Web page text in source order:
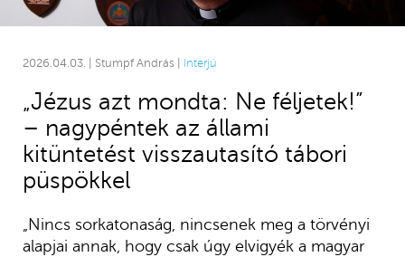
2026.04.03. | Stumpf András | Interjú
„Jézus azt mondta: Ne féljetek!”
– nagypéntek az állami
kitüntetést visszautasító tábori
püspökkel
„Nincs sorkatonaság, nincsenek meg a törvényi
alapjai annak, hogy csak úgy elvigyék a magyar